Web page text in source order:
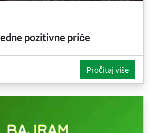
pozitivne priče
Pročitaj više